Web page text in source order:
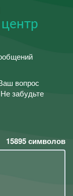
вопрос
забудьте
15895символов